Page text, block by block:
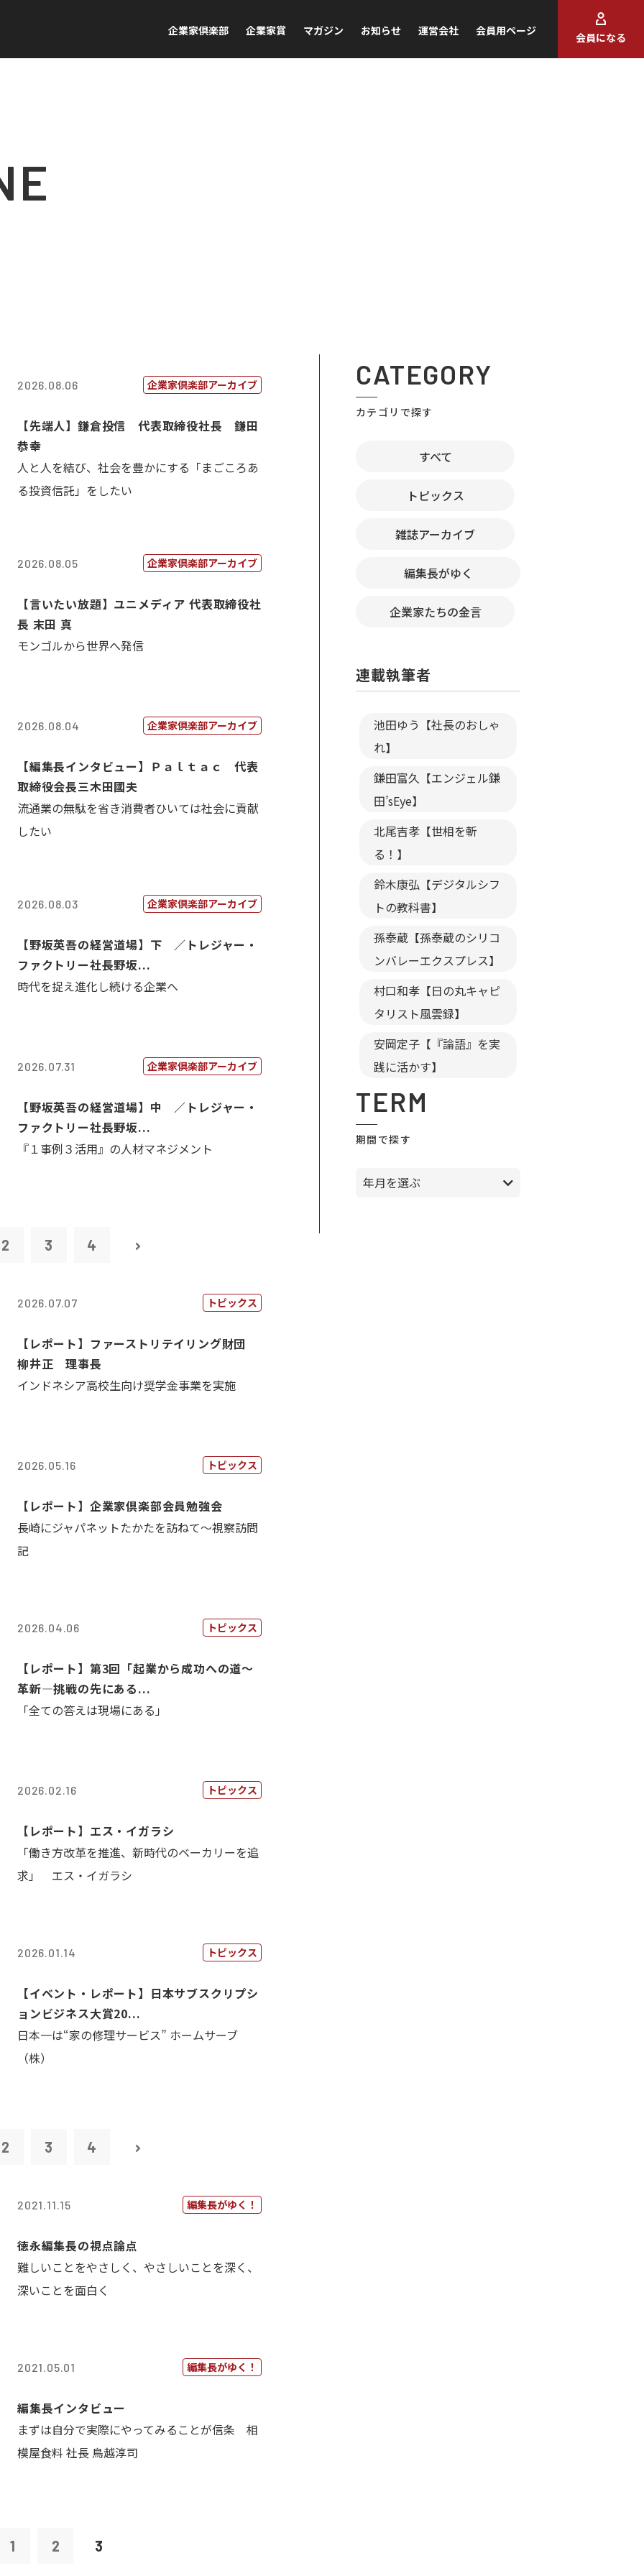
企業家倶楽部 企業家賞 マガジン お知らせ 運営会社 会員用ページ
会員になる
2026.08.06 企業家倶楽部アーカイブ
【先端人】鎌倉投信 代表取締役社長 鎌田
恭幸
人と人を結び、社会を豊かにする「まごころあ
る投資信託」をしたい
2026.08.05 企業家倶楽部アーカイブ
【言いたい放題】ユニメディア 代表取締役社
長 末田 真
モンゴルから世界へ発信
2026.08.04 企業家倶楽部アーカイブ
【編集長インタビュー】Ｐａｌｔａｃ 代表
取締役会長三木田國夫
流通業の無駄を省き消費者ひいては社会に貢献
したい
2026.08.03 企業家倶楽部アーカイブ
【野坂英吾の経営道場】下 ／トレジャー・
ファクトリー社長野坂...
時代を捉え進化し続ける企業へ
2026.07.31 企業家倶楽部アーカイブ
【野坂英吾の経営道場】中 ／トレジャー・
ファクトリー社長野坂...
『１事例３活用』の人材マネジメント
2 3 4
2026.07.07 トピックス
【レポート】ファーストリテイリング財団
柳井正 理事長
インドネシア高校生向け奨学金事業を実施
2026.05.16 トピックス
【レポート】企業家倶楽部会員勉強会
長崎にジャパネットたかたを訪ねて～視察訪問
記
2026.04.06 トピックス
【レポート】第3回「起業から成功への道～
革新―挑戦の先にある...
「全ての答えは現場にある」
2026.02.16 トピックス
【レポート】エス・イガラシ
「働き方改革を推進、新時代のベーカリーを追
求」 エス・イガラシ
2026.01.14 トピックス
【イベント・レポート】日本サブスクリプシ
ョンビジネス大賞20...
日本一は“家の修理サービス” ホームサーブ
（株）
2 3 4
2021.11.15 編集長がゆく！
徳永編集長の視点論点
難しいことをやさしく、やさしいことを深く、
深いことを面白く
2021.05.01 編集長がゆく！
編集長インタビュー
まずは自分で実際にやってみることが信条 相
模屋食料 社長 鳥越淳司
1 2 3
CATEGORY
カテゴリで探す
すべて
トピックス
雑誌アーカイブ
編集長がゆく
企業家たちの金言
連載執筆者
池田ゆう【社長のおしゃ
れ】
鎌田富久【エンジェル鎌
田’sEye】
北尾吉孝【世相を斬
る！】
鈴木康弘【デジタルシフ
トの教科書】
孫泰蔵【孫泰蔵のシリコ
ンバレーエクスプレス】
村口和孝【日の丸キャピ
タリスト風雲録】
安岡定子【『論語』を実
践に活かす】
TERM
期間で探す
年月を選ぶ